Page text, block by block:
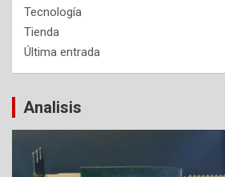
Tecnología
Tienda
Última entrada
Analisis